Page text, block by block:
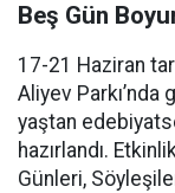
Beş Gün
17-21 Haziran
Aliyev
yaştan
hazırlandı.
Günleri,